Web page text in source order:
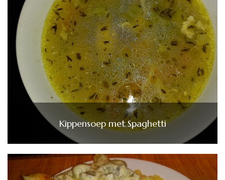
Kippensoep met Spaghetti